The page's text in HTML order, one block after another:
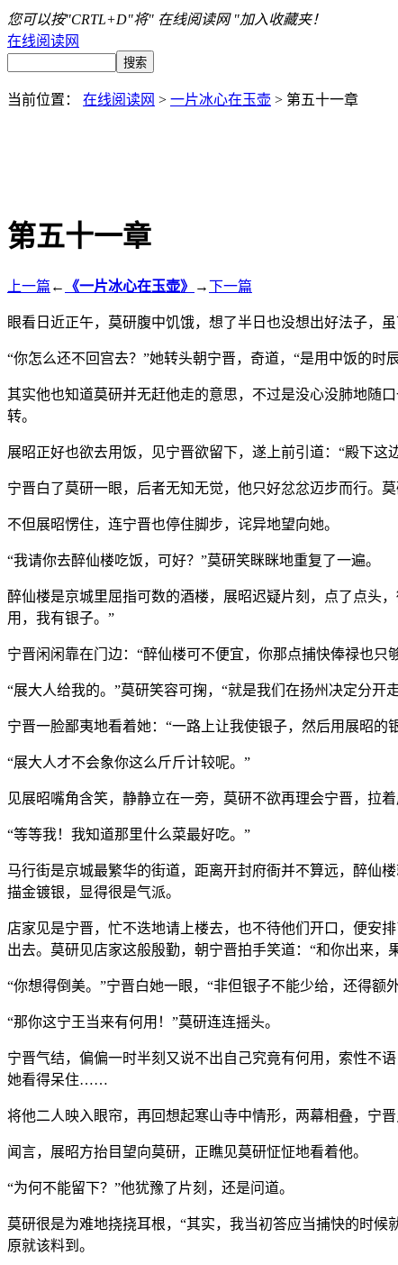
您可以按"CRTL+D"将" 在线阅读网 "加入收藏夹！
在线阅读网
当前位置： 在线阅读网 > 一片冰心在玉壶 > 第五十一章
第五十一章
上一篇 ← 《一片冰心在玉壶》 →下一篇
眼看日近正午，莫研腹中饥饿，想了半日也没想出好法子，
“你怎么还不回宫去？”她转头朝宁晋，奇道，“是用中饭的
其实他也知道莫研并无赶他走的意思，不过是没心没肺地随
转。
展昭正好也欲去用饭，见宁晋欲留下，遂上前引道：“殿下这
宁晋白了莫研一眼，后者无知无觉，他只好忿忿迈步而行。
不但展昭愣住，连宁晋也停住脚步，诧异地望向她。
“我请你去醉仙楼吃饭，可好？”莫研笑眯眯地重复了一遍。
醉仙楼是京城里屈指可数的酒楼，展昭迟疑片刻，点了点头
用，我有银子。”
宁晋闲闲靠在门边：“醉仙楼可不便宜，你那点捕快俸禄也只
“展大人给我的。”莫研笑容可掬，“就是我们在扬州决定分
宁晋一脸鄙夷地看着她：“一路上让我使银子，然后用展昭
“展大人才不会象你这么斤斤计较呢。”
见展昭嘴角含笑，静静立在一旁，莫研不欲再理会宁晋，拉
“等等我！我知道那里什么菜最好吃。”
马行街是京城最繁华的街道，距离开封府衙并不算远，醉仙
描金镀银，显得很是气派。
店家见是宁晋，忙不迭地请上楼去，也不待他们开口，便安
出去。莫研见店家这般殷勤，朝宁晋拍手笑道：“和你出来
“你想得倒美。”宁晋白她一眼，“非但银子不能少给，还得额
“那你这宁王当来有何用！”莫研连连摇头。
宁晋气结，偏偏一时半刻又说不出自己究竟有何用，索性不
她看得呆住……
将他二人映入眼帘，再回想起寒山寺中情形，两幕相叠，宁
闻言，展昭方抬目望向莫研，正瞧见莫研怔怔地看着他。
“为何不能留下？”他犹豫了片刻，还是问道。
莫研很是为难地挠挠耳根，“其实，我当初答应当捕快的时
原就该料到。